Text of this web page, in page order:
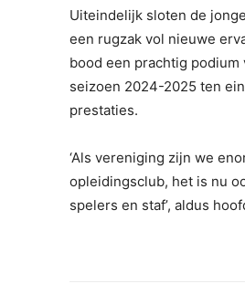
Uiteindelijk sloten de
een rugzak vol nieuwe
bood een prachtig
seizoen 2024-2025 ten
prestaties.
‘Als vereniging zijn we
opleidingsclub, het is nu
spelers en staf’, aldus